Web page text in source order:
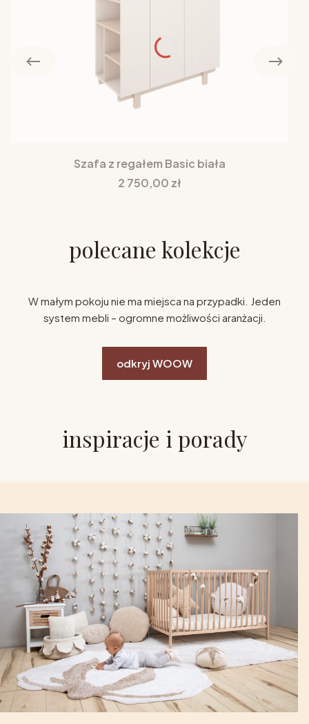
Szafa z regałem Basic biała
Cena
2 750,00 zł
polecane kolekcje
W małym pokoju nie ma miejsca na przypadki. Jeden
system mebli – ogromne możliwości aranżacji.
odkryj WOOW
inspiracje i porady